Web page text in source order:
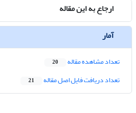
ارجاع به این مقاله
آمار
تعداد مشاهده مقاله 20
تعداد دریافت فایل اصل مقاله 21